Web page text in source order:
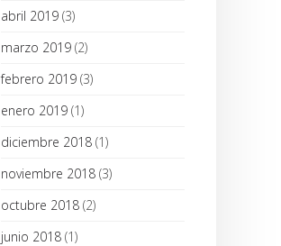
abril 2019 (3)
marzo 2019 (2)
febrero 2019 (3)
enero 2019 (1)
diciembre 2018 (1)
noviembre 2018 (3)
octubre 2018 (2)
junio 2018 (1)